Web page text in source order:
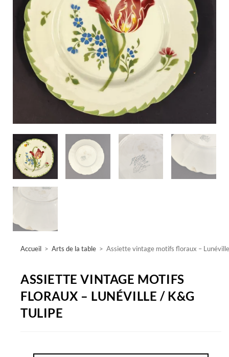
Accueil > Arts de la table > Assiette vintage motifs floraux –
ASSIETTE VINTAGE MOTIFS
FLORAUX – LUNÉVILLE / K&G
TULIPE